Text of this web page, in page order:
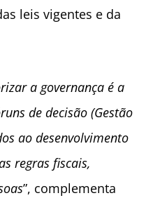
leis vigentes e da
a governança é a
de decisão (Gestão
ao desenvolvimento
regras fiscais,
”, complementa